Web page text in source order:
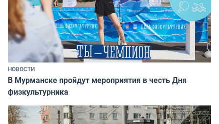
НОВОСТИ
В Мурманске пройдут мероприятия в честь Дня
физкультурника